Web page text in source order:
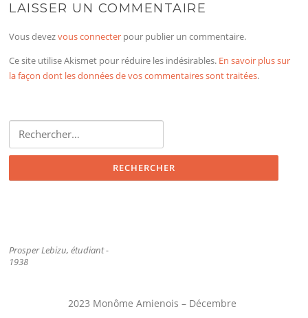
LAISSER UN COMMENTAIRE
Vous devezvous connecter pour publier un commentaire.
Ce site utilise Akismet pour réduire les indésirables. En savoir plus sur
la façon dont les données de vos commentaires sont traitées.
Prosper Lebizu, étudiant -
1938
2023 Monôme Amienois – Décembre